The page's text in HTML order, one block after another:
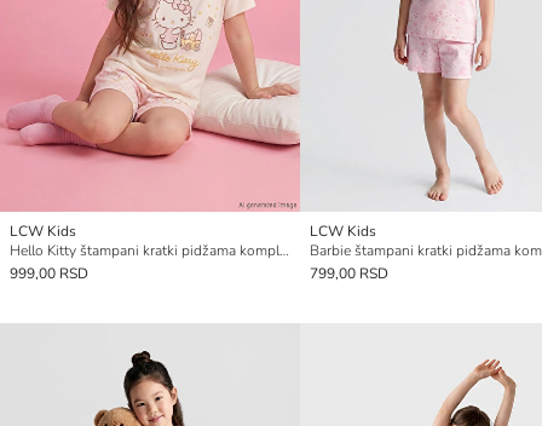
LCW Kids
Hello Kitty štampani kratki pidžama komplet za devojčice
999,00 RSD
LCW Kids
799,00 RSD